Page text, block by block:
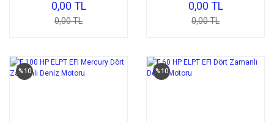
0,00 TL
0,00 TL
0,00 TL
0,00 TL
%10 %10